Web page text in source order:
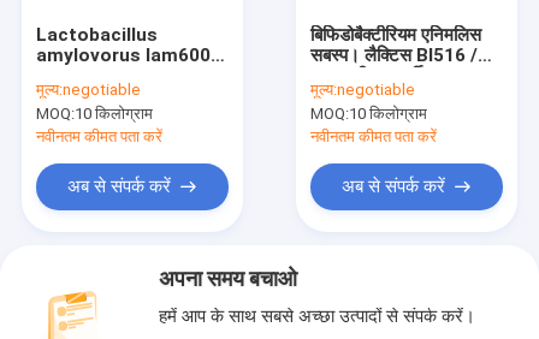
Lactobacillus
amylovorus lam600
शाकाहारी/एलर्जेन मुक्त/लस
मुक्त/डेयरी मुक्त
मूल्य:negotiable
MOQ:10 किलोग्राम
नवीनतम कीमत पता करें
अब से संपर्क करें
बिफिडोबैक्टीरियम एनिमलिस
सबस्प। लैक्टिस BI516 /
ग्लूटेन मुक्त / डेयरी मुक्त
मूल्य:negotiable
MOQ:10 किलोग्राम
नवीनतम कीमत पता करें
अब से संपर्क करें
अपना समय बचाओ
हमें आप के साथ सबसे अच्छा उत्पादों से संपर्क करें।